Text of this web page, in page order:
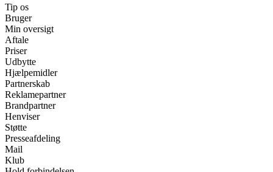
Tip os
Bruger
Min oversigt
Aftale
Priser
Udbytte
Hjælpemidler
Partnerskab
Reklamepartner
Brandpartner
Henviser
Støtte
Presseafdeling
Mail
Klub